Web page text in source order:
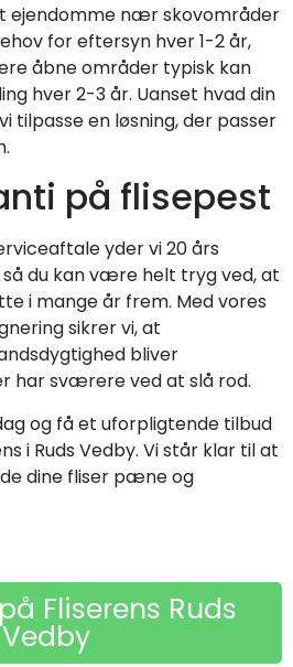
ejendomme nær skovområder
for eftersyn hver 1-2 år,
åbne områder typisk kan
hver 2-3 år. Uanset hvad din
tilpasse en løsning, der passer
på flisepest
yder vi 20 års
du kan være helt tryg ved, at
i mange år frem. Med vores
sikrer vi, at
bliver
har sværere ved at slå rod.
og få et uforpligtende tilbud
i Ruds Vedby. Vi står klar til at
dine fliser pæne og
Fliserens Ruds
Vedby